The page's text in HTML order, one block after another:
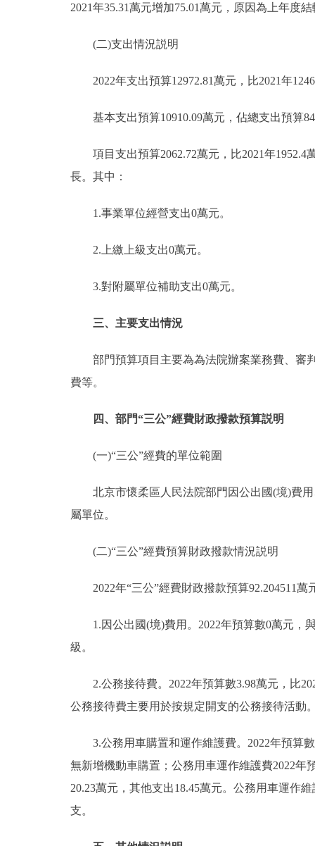
2021年35.31萬元增加75.01萬元，原因為上年度
(二)支出情況説明
2022年支出預算12972.81萬元，比2021年
基本支出預算10910.09萬元，佔總支出預算
項目支出預算2062.72萬元，比2021年1952.4
長。其中：
1.事業單位經營支出0萬元。
2.上繳上級支出0萬元。
3.對附屬單位補助支出0萬元。
三、主要支出情況
部門預算項目主要為為法院辦案業務費、審判
費等。
四、部門“三公”經費財政撥款預算説明
(一)“三公”經費的單位範圍
北京市懷柔區人民法院部門因公出國(境)費用
屬單位。
(二)“三公”經費預算財政撥款情況説明
2022年“三公”經費財政撥款預算92.204511萬
1.因公出國(境)費用。2022年預算數0萬元，
級。
2.公務接待費。2022年預算數3.98萬元，比
公務接待費主要用於按規定開支的公務接待活動
3.公務用車購置和運作維護費。2022年預算數
無新增機動車購置；公務用車運作維護費2022年
20.23萬元，其他支出18.45萬元。公務用車運作
支。